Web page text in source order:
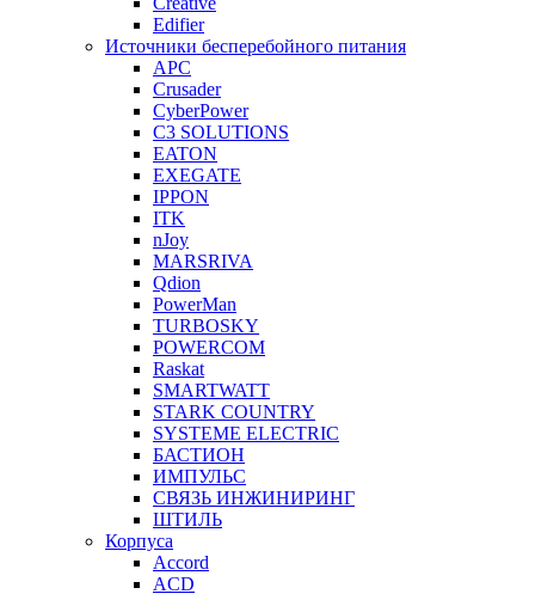
Edifier
Источники бесперебойного питания
APC
Crusader
CyberPower
C3 SOLUTIONS
EATON
EXEGATE
IPPON
ITK
nJoy
MARSRIVA
Qdion
PowerMan
TURBOSKY
POWERCOM
Raskat
SMARTWATT
STARK COUNTRY
SYSTEME ELECTRIC
БАСТИОН
ИМПУЛЬС
СВЯЗЬ ИНЖИНИРИНГ
ШТИЛЬ
Корпуса
Accord
ACD